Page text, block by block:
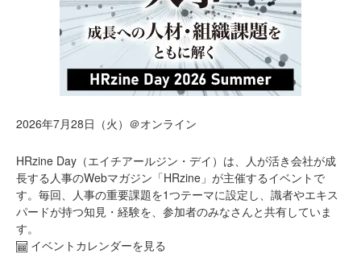
2026年7月28日（火）＠オンライン
HRzine Day（エイチアールジン・デイ）は、人が活き会社が成
長する人事のWebマガジン「HRzine」が主催するイベントで
す。毎回、人事の重要課題を1つテーマに設定し、識者やエキス
パードが持つ知見・経験を、参加者のみなさんと共有していま
す。
イベントカレンダーを見る